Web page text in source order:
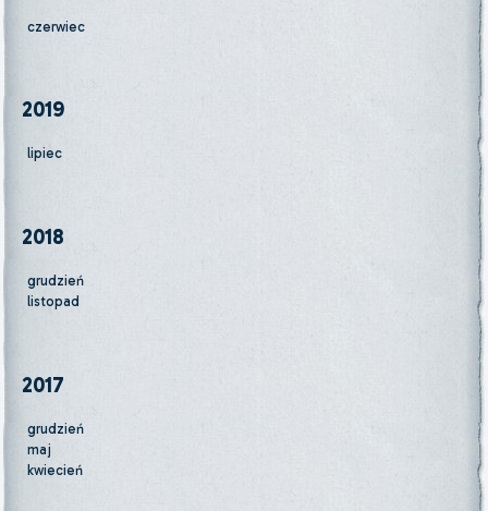
czerwiec
2019
lipiec
2018
grudzień
listopad
2017
grudzień
maj
kwiecień